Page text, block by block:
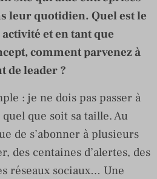
leur quotidien. Quel est le
et en tant que
comment parvenez à
de leader ?
: je ne dois pas passer à
que soit sa taille. Au
de s’abonner à plusieurs
des centaines d’alertes, des
réseaux sociaux… Une